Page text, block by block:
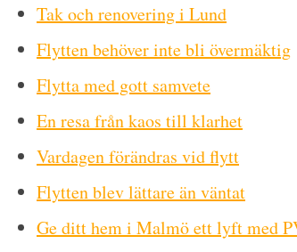
Tak och renovering i Lund
Flytten behöver inte bli övermäktig
Flytta med gott samvete
En resa från kaos till klarhet
Vardagen förändras vid flytt
Flytten blev lättare än väntat
Ge ditt hem i Malmö ett lyft med